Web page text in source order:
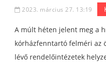
2023. március 27. 13:19
A múlt héten jelent meg a
kórházfenntartó felméri az
lévő rendelőintézetek